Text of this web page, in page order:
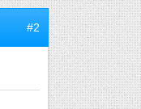
#2